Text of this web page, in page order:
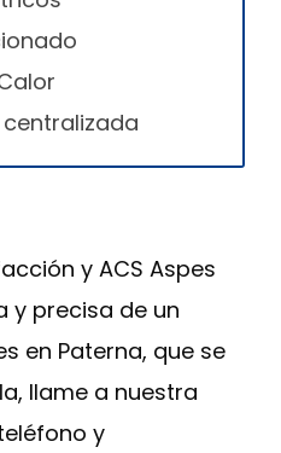
y ACS Aspes
y precisa de un
en Paterna, que se
llame a nuestra
y